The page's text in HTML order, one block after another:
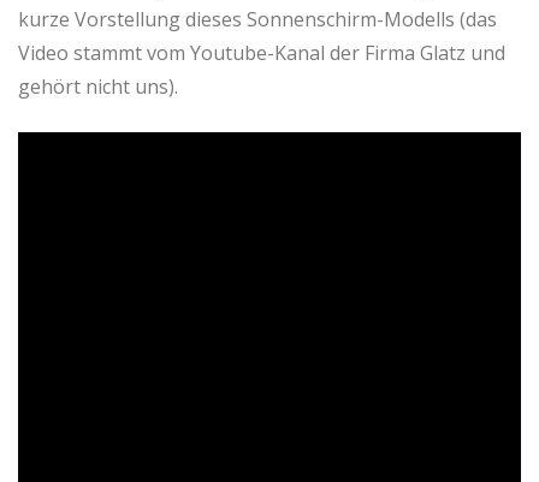
kurze Vorstellung dieses Sonnenschirm-Modells (das
Video stammt vom Youtube-Kanal der Firma Glatz und
gehört nicht uns).